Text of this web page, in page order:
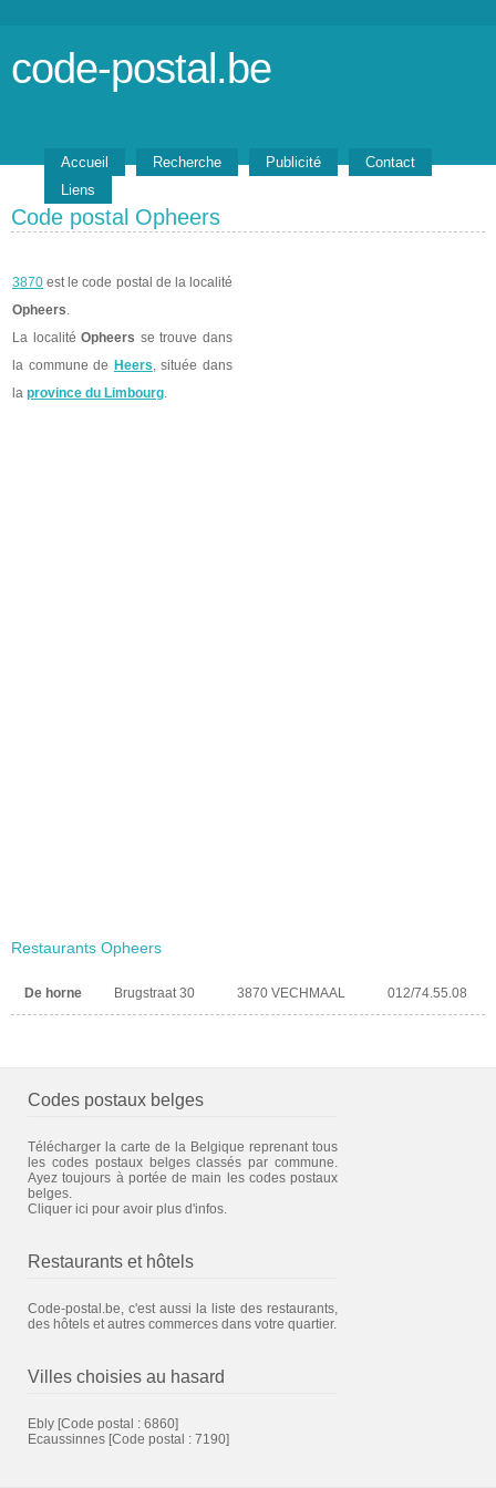
code-postal.be
Accueil Recherche Publicité
Contact
Liens
Code postal Opheers
3870 est le code postal de la localité
Opheers.
La localitéOpheers se trouve dans
la commune de Heers, située dans
la province du Limbourg.
Restaurants Opheers
De horne Brugstraat 30 3870 VECHMAAL 012/74.55.08
Codes postaux belges
Télécharger la carte de la Belgique reprenant tous
les codes postaux belges classés par commune.
Ayez toujours à portée de main les codes postaux
belges.
Cliquer ici pour avoir plus d'infos.
Restaurants et hôtels
Code-postal.be, c'est aussi la liste des restaurants,
des hôtels et autres commerces dans votre quartier.
Villes choisies au hasard
Ebly [Code postal : 6860]
Ecaussinnes [Code postal : 7190]